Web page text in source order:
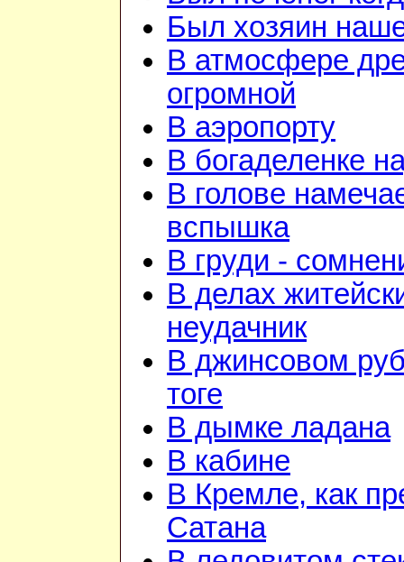
Был хозяин
В атмосфере
огромной
В аэропорту
В богаделенке
В голове
вспышка
В груди -
В делах
неудачник
В джинсовом
тоге
В дымке ладана
В кабине
В Кремле, как
Сатана